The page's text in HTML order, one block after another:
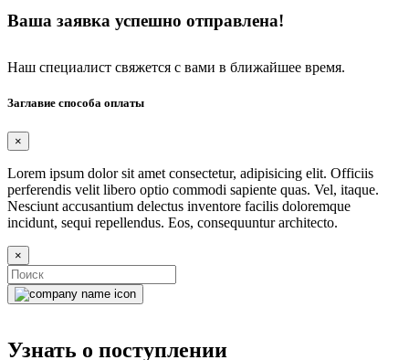
Ваша заявка успешно отправлена!
Наш специалист свяжется с вами в ближайшее время.
Заглавие способа оплаты
×
Lorem ipsum dolor sit amet consectetur, adipisicing elit. Officiis
perferendis velit libero optio commodi sapiente quas. Vel, itaque.
Nesciunt accusantium delectus inventore facilis doloremque
incidunt, sequi repellendus. Eos, consequuntur architecto.
×
Узнать о поступлении